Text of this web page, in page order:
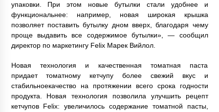
упаковки. При этом новые бутылки стали удобнее и
функциональнее: например, новая широкая крышка
позволяет поставить бутылку дном вверх, благодаря чему
проще выдавить все содержимое бутылки», — сообщил
директор по маркетингу Felix Марек Вийлол.
Новая технология и качественная томатная паста
придает томатному кетчупу более свежий вкус и
стабильноекачество на протяжении всего срока годности
продукта. Новая технология позволила улучшить рецепт
кетчупов Felix: увеличилось содержание томатной пасты,